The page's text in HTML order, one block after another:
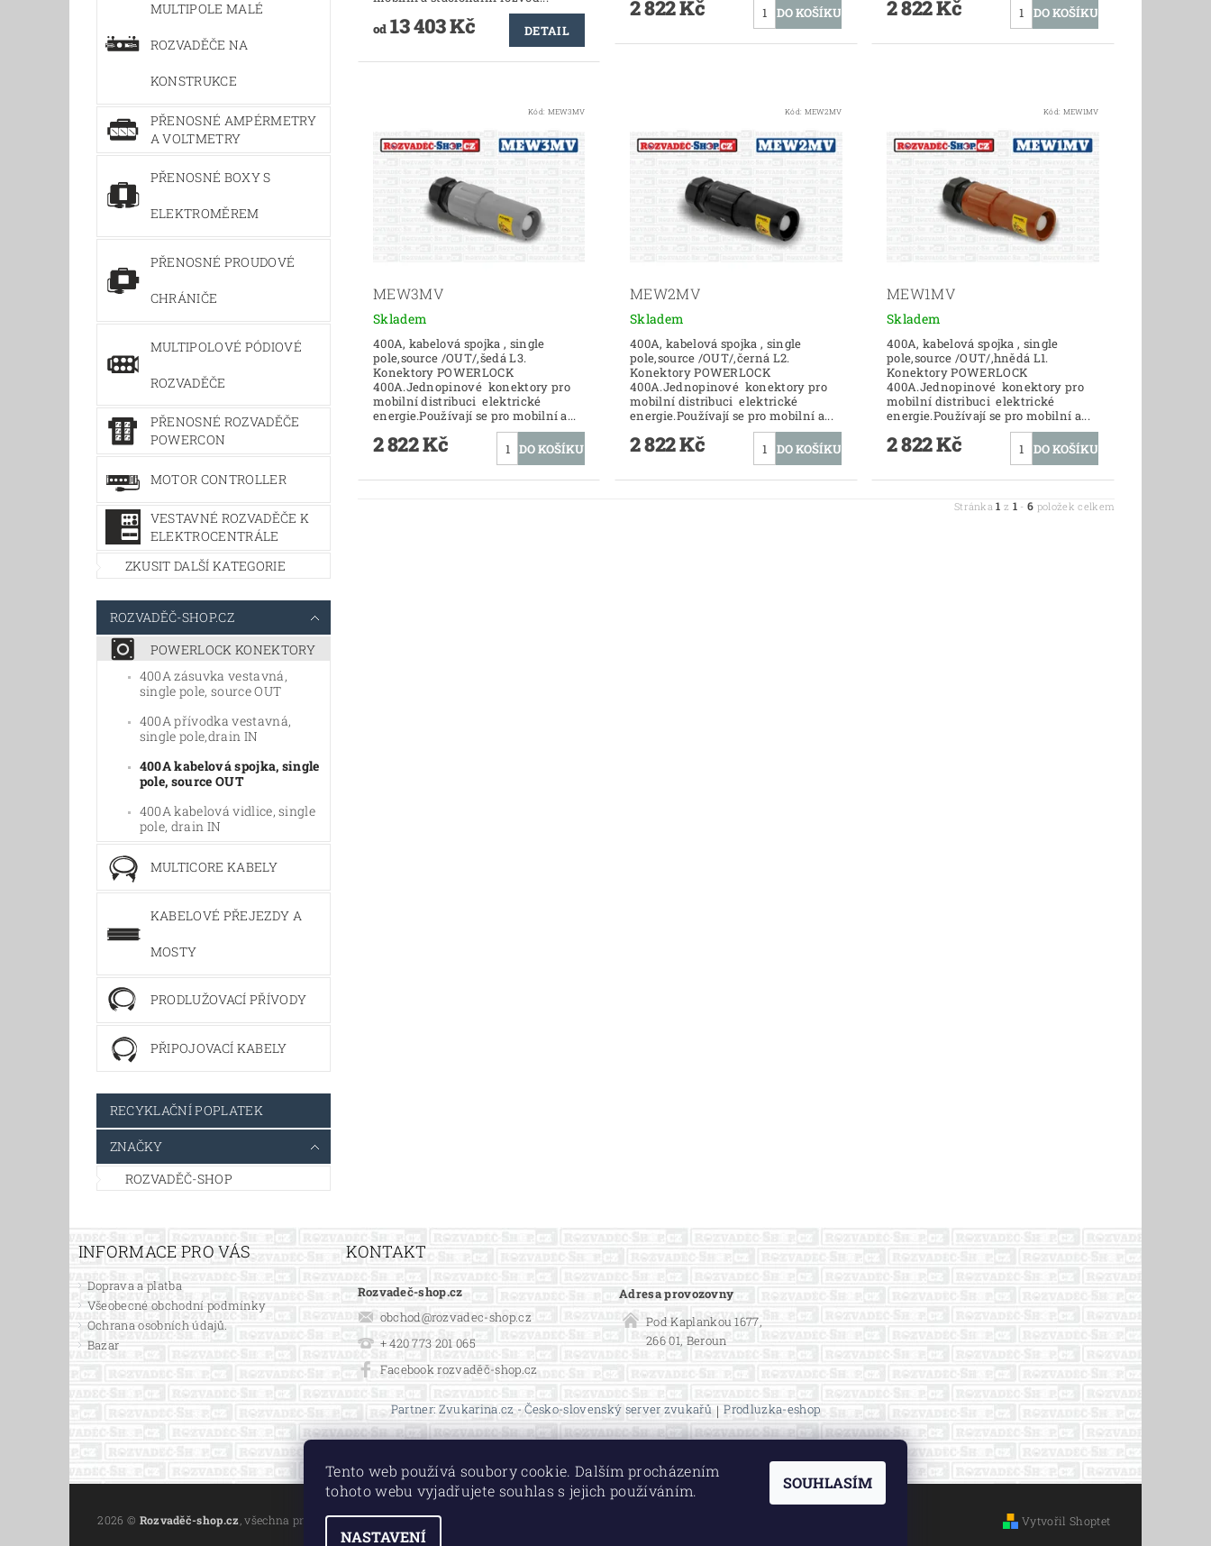
MULTIPOLE MALÉ
ROZVADĚČE NA
KONSTRUKCE
PŘENOSNÉ AMPÉRMETRY
A VOLTMETRY
PŘENOSNÉ BOXY S
ELEKTROMĚREM
PŘENOSNÉ PROUDOVÉ
CHRÁNIČE
MULTIPOLOVÉ PÓDIOVÉ
ROZVADĚČE
PŘENOSNÉ ROZVADĚČE
POWERCON
MOTOR CONTROLLER
VESTAVNÉ ROZVADĚČE K
ELEKTROCENTRÁLE
ZKUSIT DALŠÍ KATEGORIE
ROZVADĚČ-SHOP.CZ
POWERLOCK KONEKTORY
400A zásuvka vestavná,
single pole, source OUT
400A přívodka vestavná,
single pole,drain IN
400A kabelová spojka, single
pole, source OUT
400A kabelová vidlice, single
pole, drain IN
MULTICORE KABELY
KABELOVÉ PŘEJEZDY A
MOSTY
PRODLUŽOVACÍ PŘÍVODY
PŘIPOJOVACÍ KABELY
RECYKLAČNÍ POPLATEK
ZNAČKY
ROZVADĚČ-SHOP
od13 403 Kč DETAIL
2 822 Kč 2 822 Kč
Kód: MEW3MV
MEW3MV
Skladem
400A, kabelová spojka , single
pole,source /OUT/,šedá L3.
Konektory POWERLOCK
400A.Jednopinové konektory pro
mobilní distribuci elektrické
energie.Používají se pro mobilní a...
2 822 Kč
Kód: MEW2MV
MEW2MV
Skladem
400A, kabelová spojka , single
pole,source /OUT/,černá L2.
Konektory POWERLOCK
400A.Jednopinové konektory pro
mobilní distribuci elektrické
energie.Používají se pro mobilní a...
2 822 Kč
Kód: MEW1MV
MEW1MV
Skladem
400A, kabelová spojka , single
pole,source /OUT/,hnědá L1.
Konektory POWERLOCK
400A.Jednopinové konektory pro
mobilní distribuci elektrické
energie.Používají se pro mobilní a...
2 822 Kč
Stránka1 z 1 -6 položek celkem
INFORMACE PRO VÁS
Doprava a platba
Všeobecné obchodní podmínky
Ochrana osobních údajů.
Bazar
KONTAKT
Rozvadeč-shop.cz
obchod@rozvadec-shop.cz
+ 420 773 201 065
Facebook rozvaděč-shop.cz
Adresa provozovny
Pod Kaplankou 1677,
266 01, Beroun
Partner: Zvukarina.cz - Česko-slovenský server zvukařů | Prodluzka-eshop
2026 © Rozvaděč-shop.cz, všechna práva vyhrazena Vytvořil Shoptet
Tento web používá soubory cookie. Dalším procházením
tohoto webu vyjadřujete souhlas s jejich používáním.
NASTAVENÍ
SOUHLASÍM